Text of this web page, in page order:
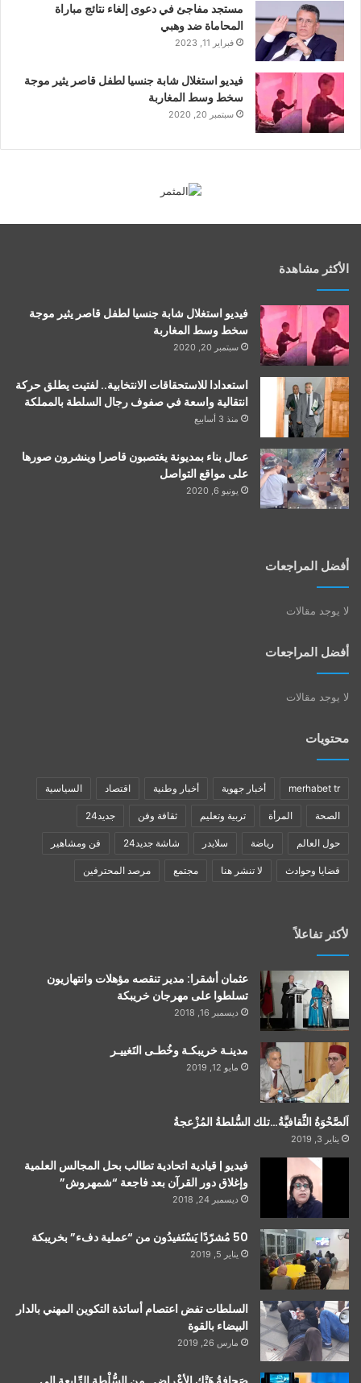
مستجد مفاجئ في دعوى إلغاء نتائج مباراة
المحاماة ضد وهبي
فبراير 11, 2023
فيديو استغلال شابة جنسيا لطفل قاصر يثير موجة
سخط وسط المغاربة
سبتمبر 20, 2020
الأكثر مشاهدة
فيديو استغلال شابة جنسيا لطفل قاصر يثير موجة
سخط وسط المغاربة
سبتمبر 20, 2020
استعدادا للاستحقاقات الانتخابية.. لفتيت يطلق حركة
انتقالية واسعة في صفوف رجال السلطة بالمملكة
منذ 3 أسابيع
عمال بناء بمديونة يغتصبون قاصرا وينشرون صورها
على مواقع التواصل
يونيو 6, 2020
أفضل المراجعات
لا يوجد مقالات
أفضل المراجعات
لا يوجد مقالات
محتويات
merhabet tr أخبار جهوية أخبار وطنية اقتصاد السياسية
الصحة المرأة تربية وتعليم ثقافة وفن جديد24
حول العالم رياضة سلايدر شاشة جديد24 فن ومشاهير
قضايا وحوادث لا تنشر هنا مجتمع مرصد المحترفين
لأكثر تفاعلاً
عثمان أشقرا: مدير تنقصه مؤهلات وانتهازيون
تسلطوا على مهرجان خريبكة
ديسمبر 16, 2018
مدينـة خريبكـة وخُطـى التَغييـر
مايو 12, 2019
اَلصَّحْوَةُ الثَّقافيَّةُ…تلك السُّلطةُ المُزْعجةُ
يناير 3, 2019
فيديو | قيادية اتحادية تطالب بحل المجالس العلمية
وإغلاق دور القرآن بعد فاجعة “شمهروش”
ديسمبر 24, 2018
50 مُشرّدًا يَسْتَفيدُون من “عملية دفء” بخريبكة
يناير 5, 2019
السلطات تفض اعتصام أساتذة التكوين المهني بالدار
البيضاء بالقوة
مارس 26, 2019